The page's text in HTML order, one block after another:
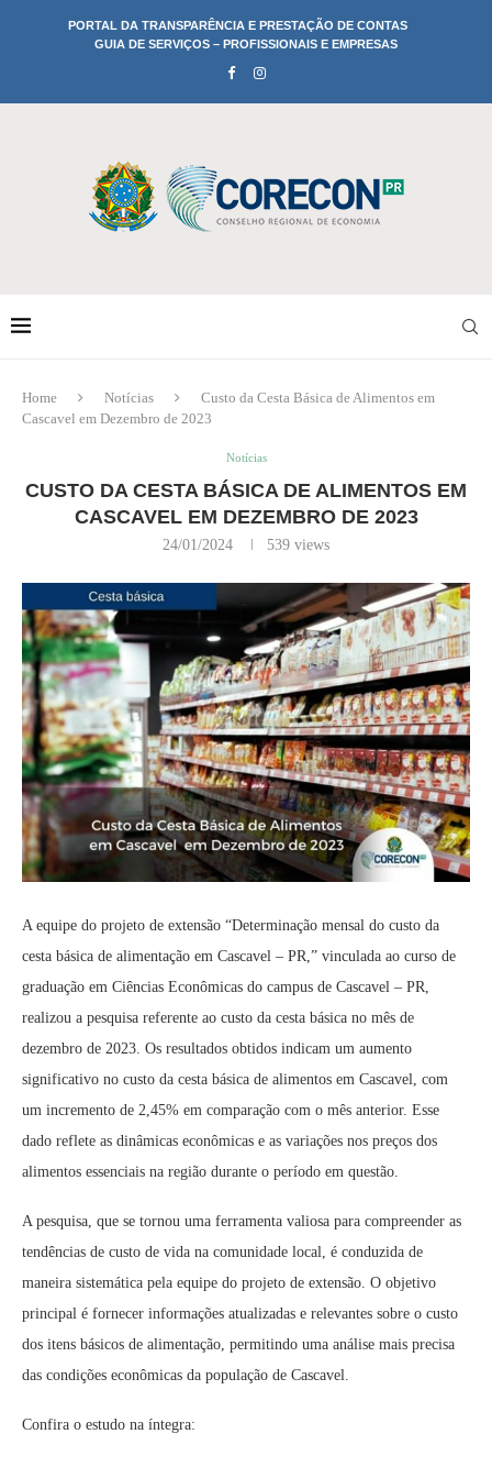
PORTAL DA TRANSPARÊNCIA E PRESTAÇÃO DE CONTAS
GUIA DE SERVIÇOS – PROFISSIONAIS E EMPRESAS
Home Notícias
Custo da Cesta Básica de Alimentos em
Cascavel em Dezembro de 2023
Notícias
CUSTO DA CESTA BÁSICA DE ALIMENTOS EM
CASCAVEL EM DEZEMBRO DE 2023
24/01/2024 539 views
A equipe do projeto de extensão “Determinação mensal do custo da
cesta básica de alimentação em Cascavel – PR,” vinculada ao curso de
graduação em Ciências Econômicas do campus de Cascavel – PR,
realizou a pesquisa referente ao custo da cesta básica no mês de
dezembro de 2023. Os resultados obtidos indicam um aumento
significativo no custo da cesta básica de alimentos em Cascavel, com
um incremento de 2,45% em comparação com o mês anterior. Esse
dado reflete as dinâmicas econômicas e as variações nos preços dos
alimentos essenciais na região durante o período em questão.
A pesquisa, que se tornou uma ferramenta valiosa para compreender as
tendências de custo de vida na comunidade local, é conduzida de
maneira sistemática pela equipe do projeto de extensão. O objetivo
principal é fornecer informações atualizadas e relevantes sobre o custo
dos itens básicos de alimentação, permitindo uma análise mais precisa
das condições econômicas da população de Cascavel.
Confira o estudo na íntegra: